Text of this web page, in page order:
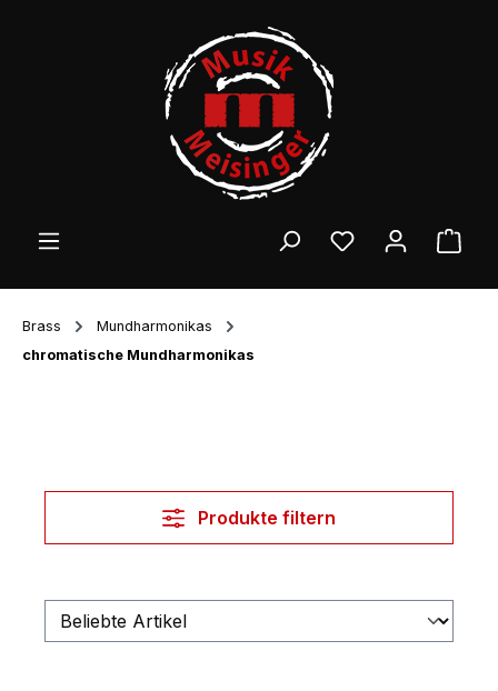
Brass
Mundharmonikas
chromatische Mundharmonikas
Produkte filtern